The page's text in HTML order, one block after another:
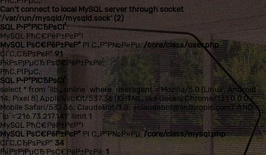
Can't connect to local MySQL server through socket
'/var/run/mysqld/mysqld.sock' (2)
SQL Р·Р°РїСЂРѕСЃ:
MySQL РћС€РёР±РєР°!
MySQL РѕС€РёР±РєР° РІ С„Р°Р№Р»Рµ: /core/class/user.php
СЃС‚СЂРѕРєР° 91
РќРѕРјРµСЂ РѕС€РёР±РєРё:
РћС‚РІРµС‚:
SQL Р·Р°РїСЂРѕСЃ:
select * from `lib_online` where `useragent`='Mozilla/5.0 (Linux; Android
14; Pixel 8) AppleWebKit/537.36 (KHTML, like Gecko) Chrome/131.0.0.0
Mobile Safari/537.36; ClaudeBot/1.0; +claudebot@anthropic.com)' AND
`ip`='216.73.217.141' limit 1
MySQL РћС€РёР±РєР°!
MySQL РѕС€РёР±РєР° РІ С„Р°Р№Р»Рµ:/core/class/mysql.php
СЃС‚СЂРѕРєР°34
РќРѕРјРµСЂ РѕС€РёР±РєРё: 1